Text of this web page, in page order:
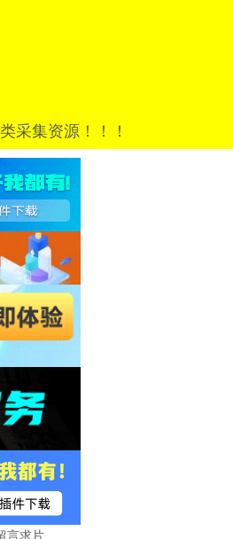
采集资源！！！
言求片